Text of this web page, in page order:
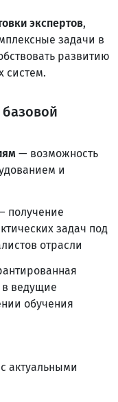
экспертов,
задачи в
развитию
систем.
— возможность
и
получение
задач под
отрасли
в ведущие
обучения
актуальными